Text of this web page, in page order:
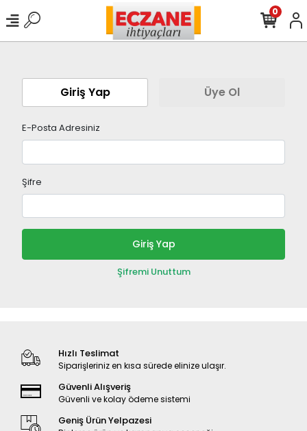
0
Giriş Yap Üye Ol
E-Posta Adresiniz
Şifre
Giriş Yap
Şifremi Unuttum
Hızlı Teslimat
Siparişleriniz en kısa sürede elinize ulaşır.
Güvenli Alışveriş
Güvenli ve kolay ödeme sistemi
Geniş Ürün Yelpazesi